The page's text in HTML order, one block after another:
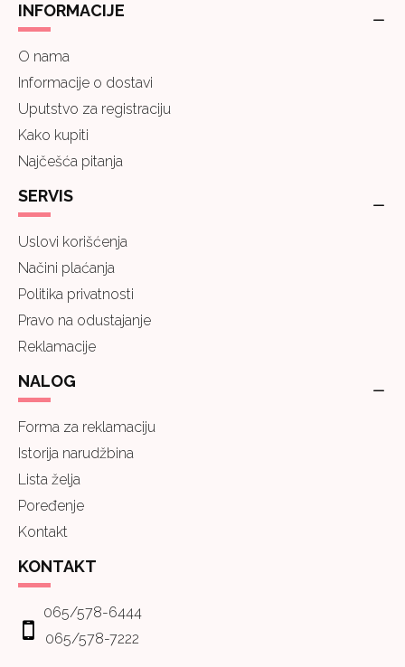
INFORMACIJE
O nama
Informacije o dostavi
Uputstvo za registraciju
Kako kupiti
Najčešća pitanja
SERVIS
Uslovi korišćenja
Načini plaćanja
Politika privatnosti
Pravo na odustajanje
Reklamacije
NALOG
Forma za reklamaciju
Istorija narudžbina
Lista želja
Poređenje
Kontakt
KONTAKT
065/578-6444
065/578-7222